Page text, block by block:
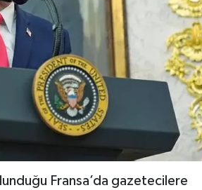
Fransa’da gazetecilere